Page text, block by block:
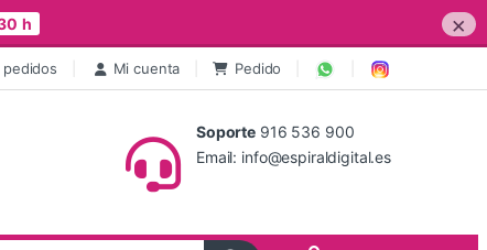
h ×
Mi cuenta Pedido
Soporte 916 536 900
Email: info@espiraldigital.es